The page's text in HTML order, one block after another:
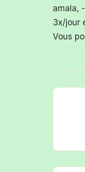
amala,
3x/jour
Vous